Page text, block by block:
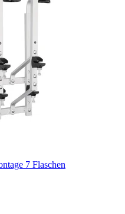
7 Flaschen